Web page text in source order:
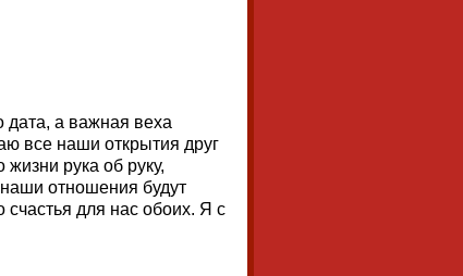
а важная веха
все наши открытия друг
рука об руку,
отношения будут
счастья для нас обоих. Я с